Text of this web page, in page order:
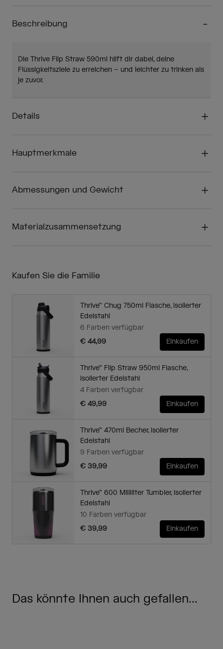
Beschreibung
Die Thrive Flip Straw 590ml hilft dir dabei, deine
Flüssigkeitsziele zu erreichen – und leichter zu trinken als
je zuvor.
Details
Hauptmerkmale
Abmessungen und Gewicht
Materialzusammensetzung
Kaufen Sie die Familie
Thrive™ Chug 750ml Flasche, isolierter
Edelstahl
6 Farben verfügbar
€ 44,99
Einkaufen
Thrive™ Flip Straw 950ml Flasche,
isolierter Edelstahl
4 Farben verfügbar
€ 49,99
Einkaufen
Thrive™ 470ml Becher, isolierter
Edelstahl
9 Farben verfügbar
€ 39,99
Einkaufen
Thrive™ 600 Milliliter Tumbler, isolierter
Edelstahl
10 Farben verfügbar
€ 39,99
Einkaufen
Das könnte Ihnen auch gefallen...